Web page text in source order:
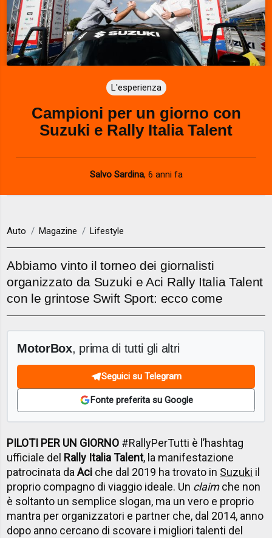
L'esperienza
Campioni per un giorno con
Suzuki e Rally Italia Talent
Salvo Sardina, 6 anni fa
Auto Magazine Lifestyle
Abbiamo vinto il torneo dei giornalisti
organizzato da Suzuki e Aci Rally Italia Talent
con le grintose Swift Sport: ecco come
MotorBox, prima di tutti gli altri
Seguici su Telegram
Fonte preferita su Google
PILOTI PER UN GIORNO #RallyPerTutti è l’hashtag
ufficiale del Rally Italia Talent, la manifestazione
patrocinata daAci che dal 2019 ha trovato in Suzuki il
proprio compagno di viaggio ideale. Un claimche non
è soltanto un semplice slogan, ma un vero e proprio
mantra per organizzatori e partner che, dal 2014, anno
dopo anno cercano di scovare i migliori talenti del